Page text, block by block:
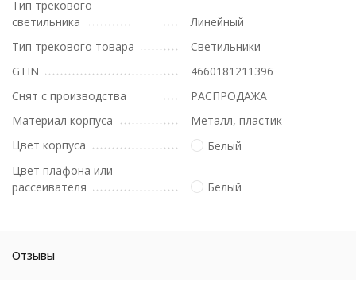
Тип трекового
светильника
Линейный
Тип трекового товара
Светильники
GTIN
4660181211396
Снят с производства
РАСПРОДАЖА
Материал корпуса
Металл, пластик
Цвет корпуса
Белый
Цвет плафона или
рассеивателя
Белый
Отзывы